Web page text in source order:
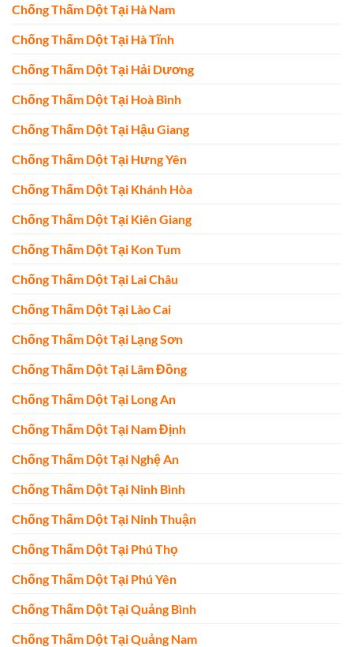
Chống Thấm Dột Tại Hà Nam
Chống Thấm Dột Tại Hà Tĩnh
Chống Thấm Dột Tại Hải Dương
Chống Thấm Dột Tại Hoà Bình
Chống Thấm Dột Tại Hậu Giang
Chống Thấm Dột Tại Hưng Yên
Chống Thấm Dột Tại Khánh Hòa
Chống Thấm Dột Tại Kiên Giang
Chống Thấm Dột Tại Kon Tum
Chống Thấm Dột Tại Lai Châu
Chống Thấm Dột Tại Lào Cai
Chống Thấm Dột Tại Lạng Sơn
Chống Thấm Dột Tại Lâm Đồng
Chống Thấm Dột Tại Long An
Chống Thấm Dột Tại Nam Định
Chống Thấm Dột Tại Nghệ An
Chống Thấm Dột Tại Ninh Bình
Chống Thấm Dột Tại Ninh Thuận
Chống Thấm Dột Tại Phú Thọ
Chống Thấm Dột Tại Phú Yên
Chống Thấm Dột Tại Quảng Bình
Chống Thấm Dột Tại Quảng Nam